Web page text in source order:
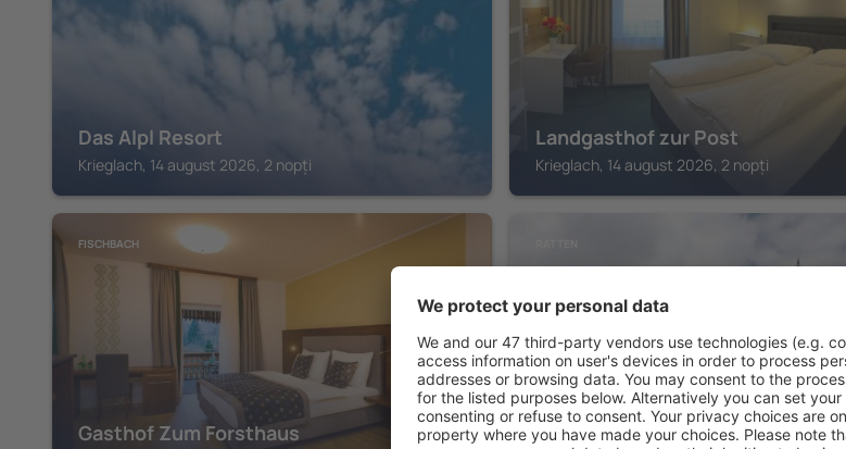
Das Alpl Resort
Krieglach, 14 august 2026, 2 nopți
Landgasthof zur Post
Krieglach, 14 august 2026, 2 nopți
FISCHBACH
Gasthof Zum Forsthaus Roseggerhaus, Pretul 1588m